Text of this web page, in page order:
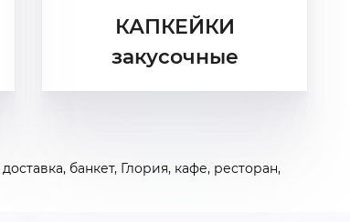
КАПКЕЙКИ
закусочные
доставка, банкет, Глория, кафе, ресторан,